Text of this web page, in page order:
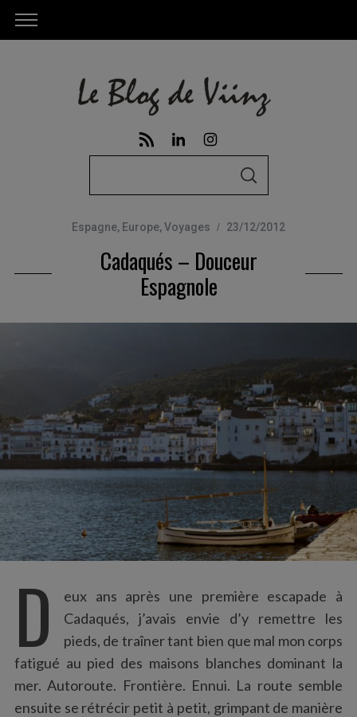
r
o
S
C
H
Espagne, Europe,Voyages 23/12/2012
Cadaqués – Douceur
Espagnole
D
eux ans après une première escapade à
Cadaqués, j’avais envie d’y remettre les
pieds, de traîner tant bien que mal mon corps
fatigué au pied des maisons blanches dominant la
mer. Autoroute. Frontière. Ennui. La route semble
ensuite se rétrécir petit à petit, grimpant de manière